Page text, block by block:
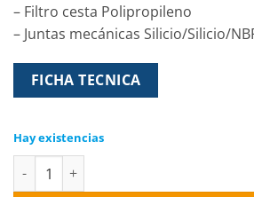
– Filtro cesta Polipropileno
– Juntas mecánicas Silicio/Silicio/
FICHA TECNICA
Hay existencias
Electro Bomba de piscina SPERONI